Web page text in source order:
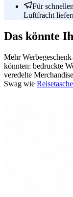
Für
Luftfracht
Das könnte
Mehr
könnten: bedruckte
veredelte
Swag wie